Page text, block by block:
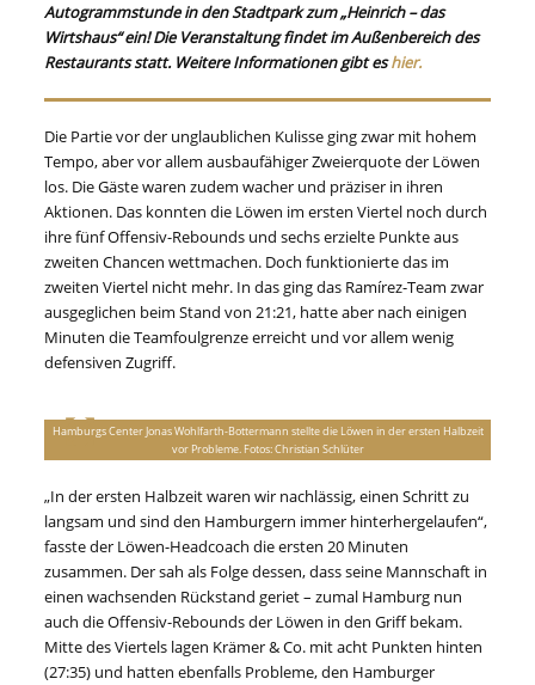
Autogrammstunde in den Stadtpark zum „Heinrich – das
Wirtshaus“ ein! Die Veranstaltung findet im Außenbereich des
Restaurants statt. Weitere Informationen gibt eshier.
Die Partie vor der unglaublichen Kulisse ging zwar mit hohem
Tempo, aber vor allem ausbaufähiger Zweierquote der Löwen
los. Die Gäste waren zudem wacher und präziser in ihren
Aktionen. Das konnten die Löwen im ersten Viertel noch durch
ihre fünf Offensiv-Rebounds und sechs erzielte Punkte aus
zweiten Chancen wettmachen. Doch funktionierte das im
zweiten Viertel nicht mehr. In das ging das Ramírez-Team zwar
ausgeglichen beim Stand von 21:21, hatte aber nach einigen
Minuten die Teamfoulgrenze erreicht und vor allem wenig
defensiven Zugriff.
Hamburgs Center Jonas Wohlfarth-Bottermann stellte die Löwen in der ersten Halbzeit
vor Probleme. Fotos: Christian Schlüter
„In der ersten Halbzeit waren wir nachlässig, einen Schritt zu
langsam und sind den Hamburgern immer hinterhergelaufen“,
fasste der Löwen-Headcoach die ersten 20 Minuten
zusammen. Der sah als Folge dessen, dass seine Mannschaft in
einen wachsenden Rückstand geriet – zumal Hamburg nun
auch die Offensiv-Rebounds der Löwen in den Griff bekam.
Mitte des Viertels lagen Krämer & Co. mit acht Punkten hinten
(27:35) und hatten ebenfalls Probleme, den Hamburger